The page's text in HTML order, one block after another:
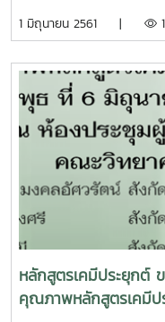
แบบ 1.1 วิจัย (รับผู้จบ ป.
แบบ 2.2 เรียน+วิจัย (รั
61 - 21 ก.ย.61 ออนไลน์
สมัครด้วยตนเอง ได้ตั้ง
ศึกษาสนับสนุนมากมาย
เรียนดีวิทยาศาสตร์แห่ง
สนับสนุนการวิจัยจาก ว
วิทยาลัย มหาวิทยาลัยแม่โจ้
1 มิถุนายน 2561 |
หลักสูตรเคมีประยุกต์
คุณภาพหลักสูตรเคมีป